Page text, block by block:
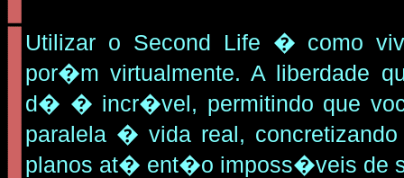
Utilizar o Second Life � como
por�m virtualmente. A liberdade
d� � incr�vel, permitindo que
paralela � vida real,
planos at� ent�o imposs�veis de